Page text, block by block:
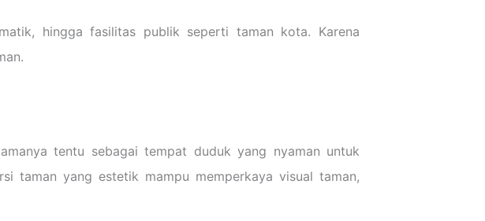
hingga fasilitas publik seperti taman kota. Karena
tentu sebagai tempat duduk yang nyaman untuk
taman yang estetik mampu memperkaya visual taman,